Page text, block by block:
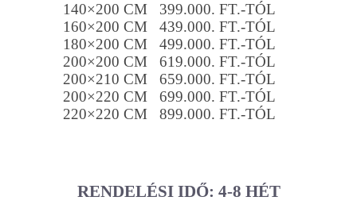
140×200 CM 399.000. FT.-TÓL
160×200 CM 439.000. FT.-TÓL
180×200 CM 499.000. FT.-TÓL
200×200 CM 619.000. FT.-TÓL
200×210 CM 659.000. FT.-TÓL
200×220 CM 699.000. FT.-TÓL
220×220 CM 899.000. FT.-TÓL
RENDELÉSI IDŐ: 4-8 HÉT